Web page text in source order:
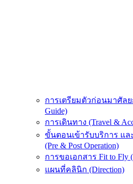
การเตรียมตัวก่อนมาศัล
Guide)
การเดินทาง (Travel &
ขั้นตอนเข้ารับบริการ แ
(Pre & Post Operation)
การขอเอกสาร Fit to Fly
แผนที่คลินิก (Direction)